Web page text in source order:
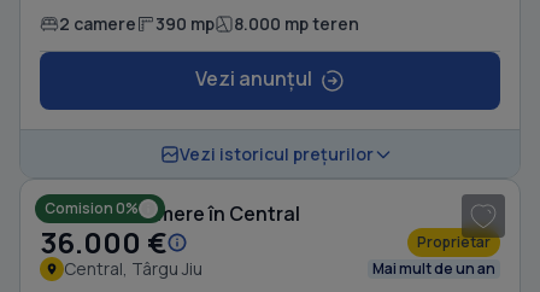
2 camere 390 mp 8.000 mp teren
Vezi anunțul
Vezi istoricul prețurilor
Comision 0%
Casă cu 2 camere în Central
36.000 € Proprietar
Central, Târgu Jiu Mai mult de un an